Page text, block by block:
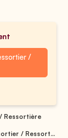
/
Ressortière
/ Ressort...